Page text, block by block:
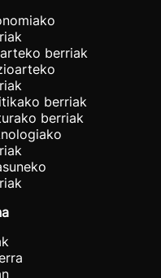
berriak
berriak
berriak